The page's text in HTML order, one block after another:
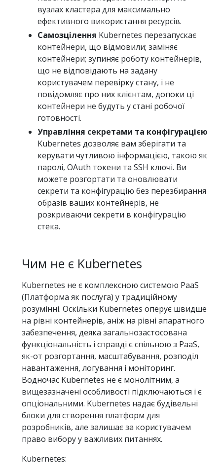
вузлах кластера для максимально
ефективного використання ресурсів.
Самозцілення Kubernetes перезапускає
контейнери, що відмовили; заміняє
контейнери; зупиняє роботу контейнерів,
що не відповідають на задану
користувачем перевірку стану, і не
повідомляє про них клієнтам, допоки ці
контейнери не будуть у стані робочої
готовності.
Управління секретами та конфігурацією
Kubernetes дозволяє вам зберігати та
керувати чутливою інформацією, такою як
паролі, OAuth токени та SSH ключі. Ви
можете розгортати та оновлювати
секрети та конфігурацію без перезбирання
образів ваших контейнерів, не
розкриваючи секрети в конфігурацію
стека.
Чим не є Kubernetes
Kubernetes не є комплексною системою PaaS
(Платформа як послуга) у традиційному
розумінні. Оскільки Kubernetes оперує швидше
на рівні контейнерів, аніж на рівні апаратного
забезпечення, деяка загальнозастосована
функціональність і справді є спільною з PaaS,
як-от розгортання, масштабування, розподіл
навантаження, логування і моніторинг.
Водночас Kubernetes не є монолітним, а
вищезазначені особливості підключаються і є
опціональними. Kubernetes надає будівельні
блоки для створення платформ для
розробників, але залишає за користувачем
право вибору у важливих питаннях.
Kubernetes: